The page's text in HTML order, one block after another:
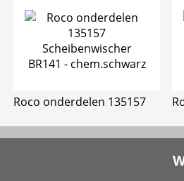
Roco onderdelen 135157